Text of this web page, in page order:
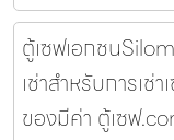
ตู้เซฟเอกชน
เช่าสำหรับการเช่
ของมีค่า ตู้เซฟ